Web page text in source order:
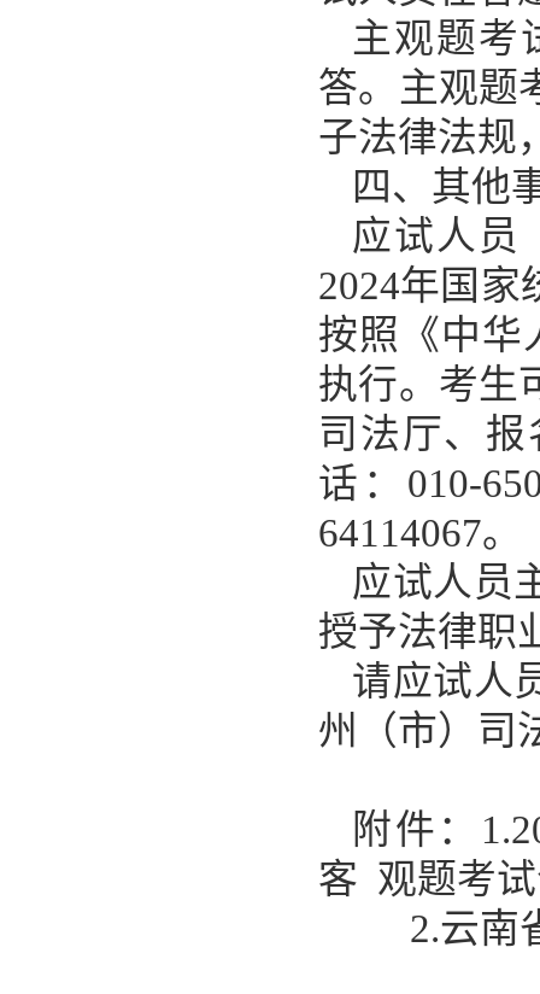
主观题考
答。主观题
子法律法规
四、其他
应试人员
2024年国家
按照《中华
执行。考生
司法厅、
话：010-
64114067。
应试人员
授予法律职
请应试人
州（市）司
附件：
客 观题考
2.云南